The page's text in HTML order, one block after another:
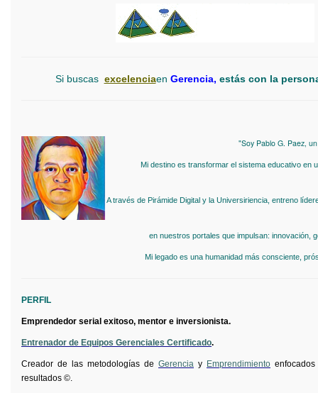
Si buscas excelenciaen Gerencia, estás con la
"Soy Pablo G. Paez,
Mi destino es transformar el sistema educativo en
A través de Pirámide Digital y la Universiriencia, entreno
en nuestros portales que impulsan: innovación,
Mi legado es una humanidad más consciente,
PERFIL
Emprendedor serial exitoso, mentor e inversionista.
Entrenador de Equipos Gerenciales Certificado.
Creador de las metodologías de Gerencia y Emprendimiento
resultados ©.